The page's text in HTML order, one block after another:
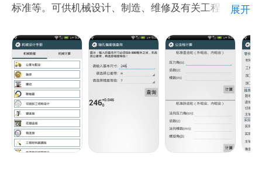
标准等。可供机械设计、制造、维修及有关工程技术人
展开